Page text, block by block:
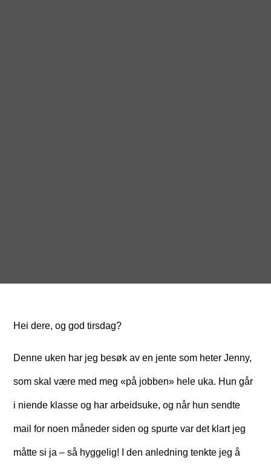
Hei dere, og god tirsdag?
Denne uken har jeg besøk av en jente som heter Jenny,
som skal være med meg «på jobben» hele uka. Hun går
i niende klasse og har arbeidsuke, og når hun sendte
mail for noen måneder siden og spurte var det klart jeg
måtte si ja – så hyggelig! I den anledning tenkte jeg å